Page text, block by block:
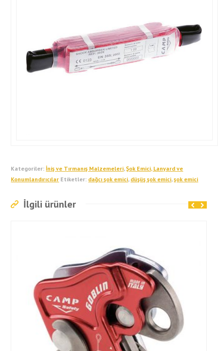
Kategoriler:İniş ve Tırmanış Malzemeleri,Şok Emici, Lanyard ve
Konumlandırıcılar Etiketler: dağcı şok emici, düşüş şok emici,şok emici
İlgili ürünler